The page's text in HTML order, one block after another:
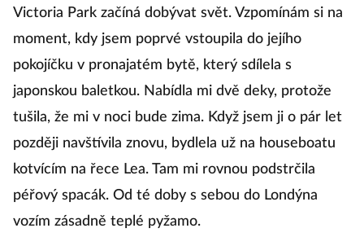
Victoria Park začíná dobývat svět. Vzpomínám si na
moment, kdy jsem poprvé vstoupila do jejího
pokojíčku v pronajatém bytě, který sdílela s
japonskou baletkou. Nabídla mi dvě deky, protože
tušila, že mi v noci bude zima. Když jsem ji o pár let
později navštívila znovu, bydlela už na houseboatu
kotvícím na řece Lea. Tam mi rovnou podstrčila
péřový spacák. Od té doby s sebou do Londýna
vozím zásadně teplé pyžamo.